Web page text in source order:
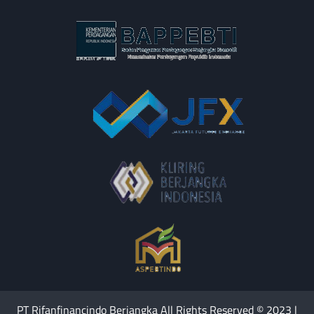
PT Rifanfinancindo Berjangka All Rights Reserved © 2023 |